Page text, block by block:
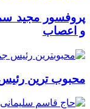
پروفسور مجید
و اعصاب
محبوب ترین